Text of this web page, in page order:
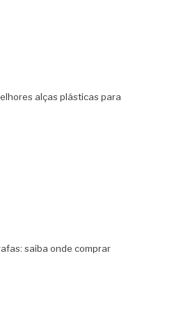
alças plásticas para
saiba onde comprar